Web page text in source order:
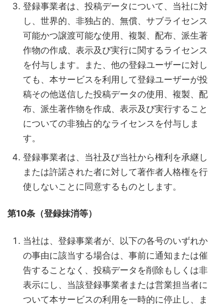
登録事業者は、投稿データについて、当社に対
し、世界的、非独占的、無償、サブライセンス
可能かつ譲渡可能な使用、複製、配布、派生著
作物の作成、表示及び実行に関するライセンス
を付与します。また、他の登録ユーザーに対し
ても、本サービスを利用して登録ユーザーが投
稿その他送信した投稿データの使用、複製、配
布、派生著作物を作成、表示及び実行すること
についての非独占的なライセンスを付与しま
す。
登録事業者は、当社及び当社から権利を承継し
または許諾された者に対して著作者人格権を行
使しないことに同意するものとします。
第10条（登録抹消等）
当社は、登録事業者が、以下の各号のいずれか
の事由に該当する場合は、事前に通知または催
告することなく、投稿データを削除もしくは非
表示にし、当該登録事業者または営業担当者に
ついて本サービスの利用を一時的に停止し、ま